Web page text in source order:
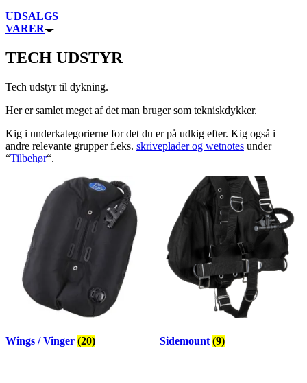
UDSALGS
VARER
TECH UDSTYR
Tech udstyr til dykning.
Her er samlet meget af det man bruger som tekniskdykker.
Kig i underkategorierne for det du er på udkig efter. Kig også i
andre relevante grupper f.eks. skriveplader og wetnotes under
“Tilbehør“.
Wings / Vinger (20) Sidemount (9)